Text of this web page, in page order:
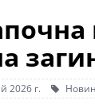
2026 г.